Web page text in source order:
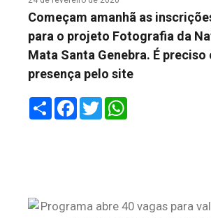
Começam amanhã as
para o projeto Fotografia da
Mata Santa Genebra. É
presença pelo site
ShareFacebook
Twitter